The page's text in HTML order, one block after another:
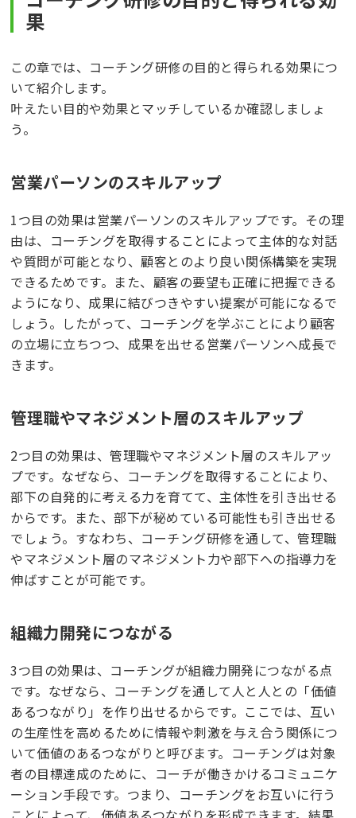
果
この章では、コーチング研修の目的と得られる効果につ
いて紹介します。
叶えたい目的や効果とマッチしているか確認しましょ
う。
営業パーソンのスキルアップ
1つ目の効果は営業パーソンのスキルアップです。その理
由は、コーチングを取得することによって主体的な対話
や質問が可能となり、顧客とのより良い関係構築を実現
できるためです。また、顧客の要望も正確に把握できる
ようになり、成果に結びつきやすい提案が可能になるで
しょう。したがって、コーチングを学ぶことにより顧客
の立場に立ちつつ、成果を出せる営業パーソンへ成長で
きます。
管理職やマネジメント層のスキルアップ
2つ目の効果は、管理職やマネジメント層のスキルアッ
プです。なぜなら、コーチングを取得することにより、
部下の自発的に考える力を育てて、主体性を引き出せる
からです。また、部下が秘めている可能性も引き出せる
でしょう。すなわち、コーチング研修を通して、管理職
やマネジメント層のマネジメント力や部下への指導力を
伸ばすことが可能です。
組織力開発につながる
3つ目の効果は、コーチングが組織力開発につながる点
です。なぜなら、コーチングを通して人と人との「価値
あるつながり」を作り出せるからです。ここでは、互い
の生産性を高めるために情報や刺激を与え合う関係につ
いて価値のあるつながりと呼びます。コーチングは対象
者の目標達成のために、コーチが働きかけるコミュニケ
ーション手段です。つまり、コーチングをお互いに行う